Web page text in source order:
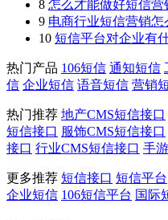
8 怎么才能做好短信营
9 电商行业短信营销怎
10 短信平台对企业有
热门产品 106短信 通知短信
信 企业短信 语音短信 营销
热门推荐 地产CMS短信接口
短信接口 服饰CMS短信接口
接口 行业CMS短信接口 手
更多推荐 短信接口 短信平台
企业短信 106短信平台 国际